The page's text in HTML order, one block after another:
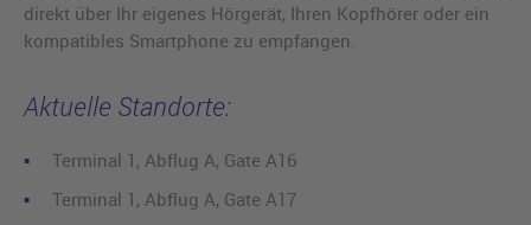
direkt über Ihr eigenes Hörgerät, Ihren Kopfhörer oder ein
kompatibles Smartphone zu empfangen.
Aktuelle Standorte:
Terminal 1, Abflug A, Gate A16
Terminal 1, Abflug A, Gate A17